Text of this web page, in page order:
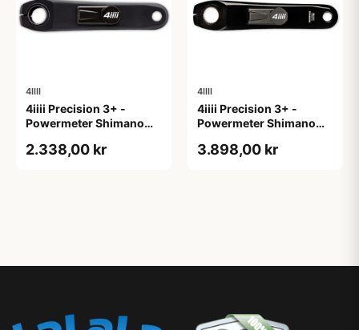
4IIII
4iiii Precision 3+ -
Powermeter Shimano
- 175mm
2.338,00 kr
4IIII
4iiii Precision 3+ -
Powermeter Shimano
side - 165mm
3.898,00 kr